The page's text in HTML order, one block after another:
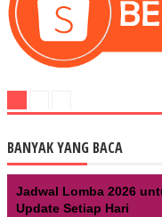
BANYAK YANG BACA
Jadwal Lomba 2026
Update Setiap Hari